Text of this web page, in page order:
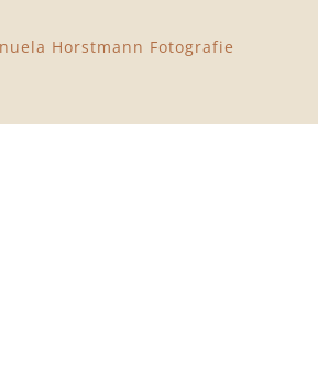
Horstmann Fotografie